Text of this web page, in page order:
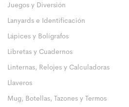
Juegos y Diversión
Lanyards e Identificación
Lápices y Bolígrafos
Libretas y Cuadernos
Linternas, Relojes y Calculadoras
Llaveros
Mug, Botellas, Tazones y Termos